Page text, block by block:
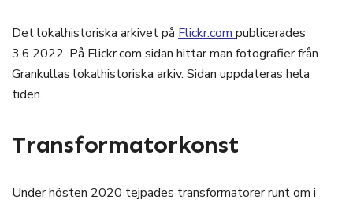
Det lokalhistoriska arkivet på Flickr.com publicerades
3.6.2022. På Flickr.com sidan hittar man fotografier från
Grankullas lokalhistoriska arkiv. Sidan uppdateras hela
tiden.
Transformatorkonst
Under hösten 2020 tejpades transformatorer runt om i